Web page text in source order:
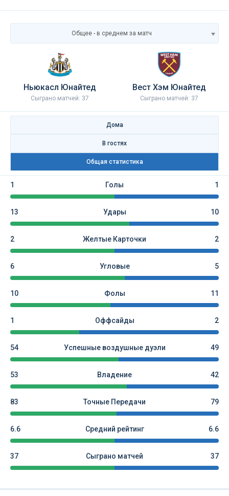
Ньюкасл Юнайтед
Сыграно матчей: 37
Общее - в среднем за матч
Вест Хэм Юнайтед
Сыграно матчей: 37
Дома
В гостях
Общая статистика
1 Голы 1
13 Удары 10
2 Желтые Карточки 2
6 Угловые 5
10 Фолы 11
1 Оффсайды 2
54 Успешные воздушные дуэли 49
53 Владение 42
83 Точные Передачи 79
6.6 Средний рейтинг 6.6
37 Сыграно матчей 37